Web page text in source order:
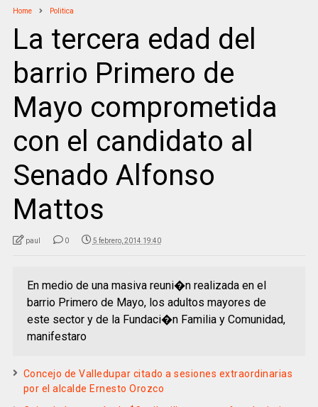
Home Politica
La tercera edad del
barrio Primero de
Mayo comprometida
con el candidato al
Senado Alfonso
Mattos
paul 0 5 febrero, 2014 19:40
En medio de una masiva reuni�n realizada en el
barrio Primero de Mayo, los adultos mayores de
este sector y de la Fundaci�n Familia y Comunidad,
manifestaro
Concejo de Valledupar citado a sesiones extraordinarias
por el alcalde Ernesto Orozco